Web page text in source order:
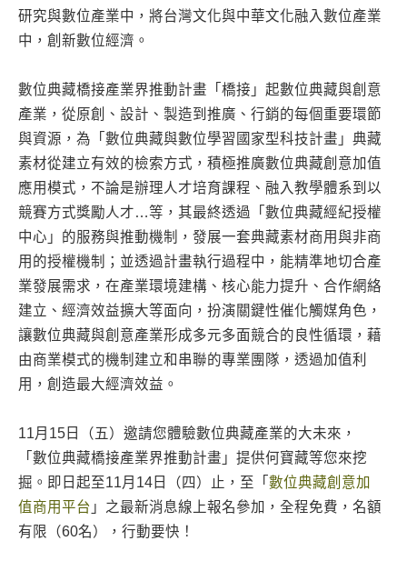
研究與數位產業中，將台灣文化與中華文化融入數位產業
中，創新數位經濟。
數位典藏橋接產業界推動計畫「橋接」起數位典藏與創意
產業，從原創、設計、製造到推廣、行銷的每個重要環節
與資源，為「數位典藏與數位學習國家型科技計畫」典藏
素材從建立有效的檢索方式，積極推廣數位典藏創意加值
應用模式，不論是辦理人才培育課程、融入教學體系到以
競賽方式獎勵人才…等，其最終透過「數位典藏經紀授權
中心」的服務與推動機制，發展一套典藏素材商用與非商
用的授權機制；並透過計畫執行過程中，能精準地切合產
業發展需求，在產業環境建構、核心能力提升、合作網絡
建立、經濟效益擴大等面向，扮演關鍵性催化觸媒角色，
讓數位典藏與創意產業形成多元多面競合的良性循環，藉
由商業模式的機制建立和串聯的專業團隊，透過加值利
用，創造最大經濟效益。
11月15日（五）邀請您體驗數位典藏產業的大未來，
「數位典藏橋接產業界推動計畫」提供何寶藏等您來挖
掘。即日起至11月14日（四）止，至「 數位典藏創意加
值商用平台 」之最新消息線上報名參加，全程免費，名額
有限（60名），行動要快！